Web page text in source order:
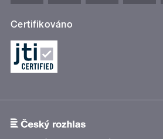
Certifikováno